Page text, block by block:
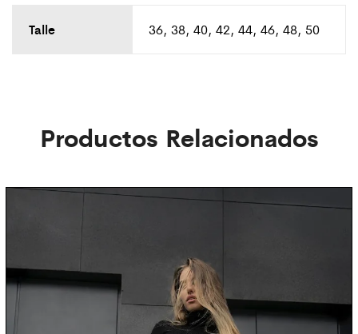
Talle 36, 38, 40, 42, 44, 46, 48, 50
Productos Relacionados